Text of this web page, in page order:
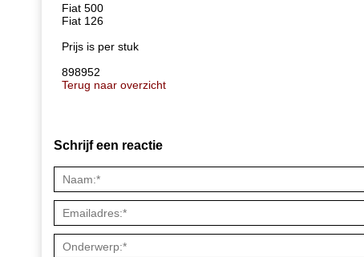
Fiat 500
Fiat 126
Prijs is per stuk
898952
Terug naar overzicht
Schrijf een reactie